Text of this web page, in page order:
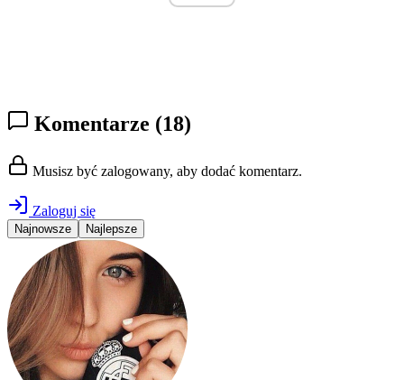
Komentarze (18)
Musisz być zalogowany, aby dodać komentarz.
Zaloguj się
Najnowsze Najlepsze